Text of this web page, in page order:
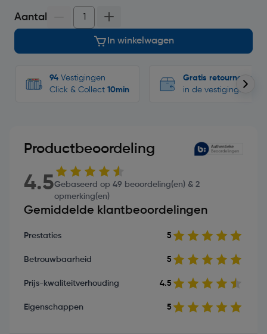
Aantal
In winkelwagen
94 Vestigingen
Click & Collect 10min
Gratis retourneren
in de vestigingen
Productbeoordeling
4.5Gebaseerd op 49 beoordeling(en) & 2
opmerking(en)
Gemiddelde klantbeoordelingen
Prestaties 5
Betrouwbaarheid 5
Prijs-kwaliteitverhouding 4.5
Eigenschappen 5